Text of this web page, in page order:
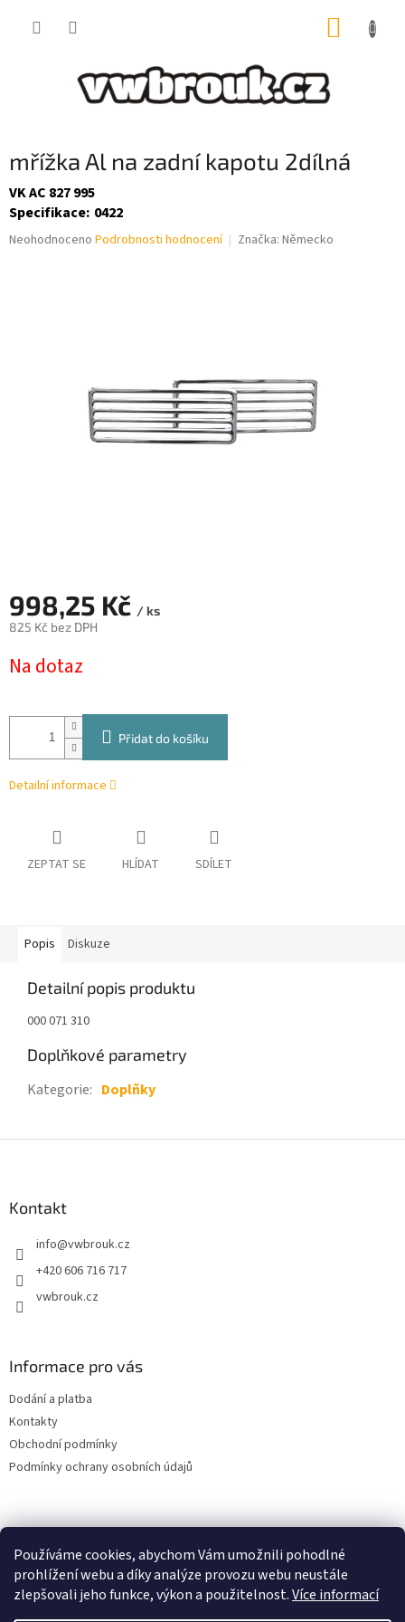
Používáme cookies, abychom Vám umožnili pohodlné
prohlížení webu a díky analýze provozu webu neustále
zlepšovali jeho funkce, výkon a použitelnost.Více informací
mřížka Al na zadní kapotu 2dílná
VK AC 827 995
Specifikace: 0422
Průměrné
Neohodnoceno Podrobnosti hodnocení Značka: Německo
998,25 Kč / ks
825 Kč bez DPH
cena:
Na dotaz
Přidat do košíku
Detailní informace
ZEPTAT SE HLÍDAT SDÍLET
Popis Diskuze
Detailní popis produktu
000 071 310
Doplňkové parametry
Kategorie: Doplňky
Kontakt
info@vwbrouk.cz
+420 606 716 717
vwbrouk.cz
Informace pro vás
Dodání a platba
Kontakty
Obchodní podmínky
Podmínky ochrany osobních údajů